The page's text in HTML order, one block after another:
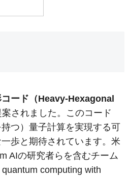
コード（Heavy-Hexagonal
されました。このコード
つ）量子計算を実現する可
歩と期待されています。米
AIの研究者らを含むチーム
computing with